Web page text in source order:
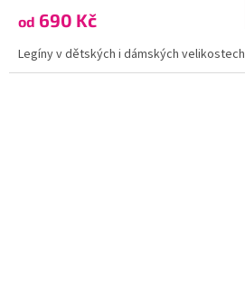
od 690 Kč
Legíny v dětských i dámských velikostech